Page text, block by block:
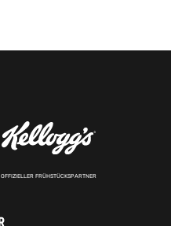
OFFIZIELLER FRÜHSTÜCKSPARTNER